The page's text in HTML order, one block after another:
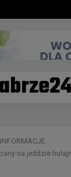
INFORMACJE
na jeździe